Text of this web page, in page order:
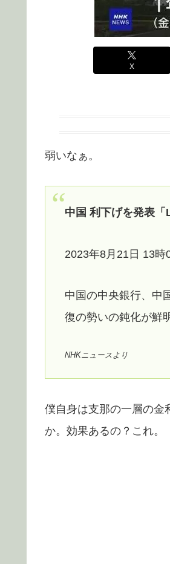
X
弱いなぁ。
中国 利下げを発表
2023年8月21日 13時
中国の中央銀行、中
復の勢いの鈍化が鮮
NHKニュースより
僕自身は支那の一層の金
か。効果あるの？これ。